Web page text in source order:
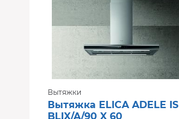
Вытяжки
Вытяжка ELICA ADELE IS
BLIX/A/90 X 60